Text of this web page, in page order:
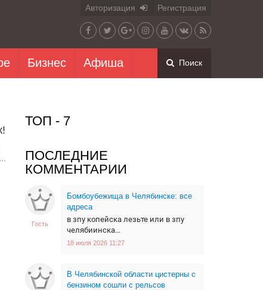
Авторизация Регистрация
Бизнес Афиша Поиск
ТОП - 7
ПОСЛЕДНИЕ
КОММЕНТАРИИ
Гость
Бомбоубежища в Челябинске: все
адреса
в зпу копейска лезьте или в зпу
челябиинска...
18 июля 2026 11:27
В Челябинской области цистерны с
бензином сошли с рельсов